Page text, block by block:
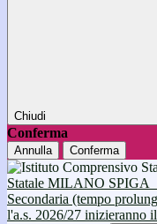
Chiudi
Conferma
Annulla Conferma
Statale MILANO SPIGA
Secondaria (tempo
l'a.s. 2026/27 inizieranno